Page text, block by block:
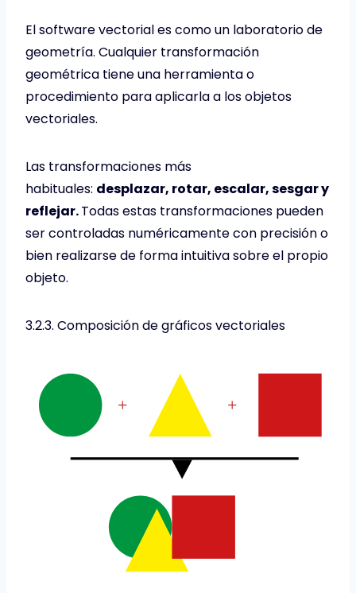
El software vectorial es como un laboratorio de
geometría. Cualquier transformación
geométrica tiene una herramienta o
procedimiento para aplicarla a los objetos
vectoriales.
Las transformaciones más
habituales: desplazar, rotar, escalar, sesgar y
reflejar.Todas estas transformaciones pueden
ser controladas numéricamente con precisión o
bien realizarse de forma intuitiva sobre el propio
objeto.
3.2.3. Composición de gráficos vectoriales